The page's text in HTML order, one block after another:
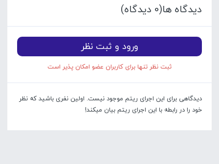
دیدگاه ها(0 دیدگاه)
ورود و ثبت نظر
ثبت نظر تنها برای کاربران عضو امکان پذیر است
دیدگاهی برای این اجرای ریتم موجود نیست. اولین نفری باشید که نظر
خود را در رابطه با این اجرای ریتم بیان میکند!